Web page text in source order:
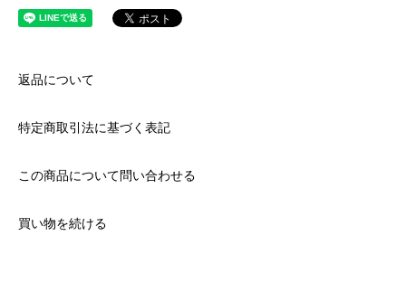
返品について
特定商取引法に基づく表記
この商品について問い合わせる
買い物を続ける